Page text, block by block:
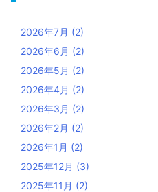
2026年7月 (2)
2026年6月 (2)
2026年5月 (2)
2026年4月 (2)
2026年3月 (2)
2026年2月 (2)
2026年1月 (2)
2025年12月 (3)
2025年11月 (2)